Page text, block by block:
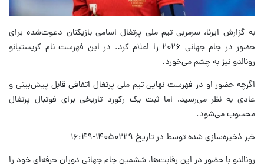
به گزارش ایرنا، سرمربی تیم ملی پرتغال اسامی بازیکنان دعوت‌شده برای
حضور در جام جهانی ۲۰۲۶ را اعلام کرد. در این فهرست نام کریستیانو
رونالدو نیز به چشم می‌خورد.
اگرچه حضور او در فهرست نهایی تیم ملی پرتغال اتفاقی قابل پیش‌بینی و
عادی به نظر می‌رسید، اما ثبت یک رکورد تاریخی برای فوتبال پرتغال
محسوب می‌شود.
خبر ذخیره‌سازی شده توسط در تاریخ ۱۴۰۵۰۲۲۹-۱۶:۴۹
رونالدو با حضور در این رقابت‌ها، ششمین جام جهانی دوران حرفه‌ای خود را